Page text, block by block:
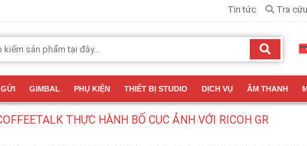
Tin tức Tra
GIMBAL PHỤ KIỆN THIẾT BỊ STUDIO DỊCH VỤ ÂM THANH
THỰC HÀNH BỐ CỤC ẢNH VỚI RICOH GR